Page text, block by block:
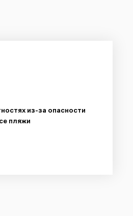
из-за опасности
пляжи